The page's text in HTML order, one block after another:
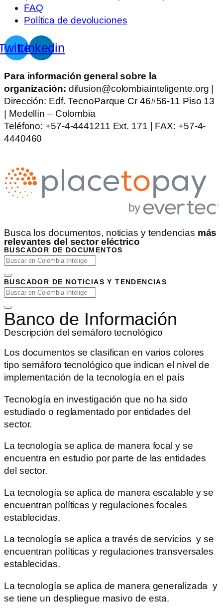
FAQ
Política de devoluciones
Linkedin
Para información general sobre la
organización: difusion@colombiainteligente.org |
Dirección: Edf. TecnoParque Cr 46#56-11 Piso 13
| Medellín – Colombia
Teléfono: +57-4-4441211 Ext. 171 | FAX: +57-4-
4440460
Busca los documentos, noticias y tendencias más
relevantes del sector eléctrico
BUSCADOR DE DOCUMENTOS
BUSCADOR DE NOTICIAS Y TENDENCIAS
Banco de Información
Descripción del semáforo tecnológico
Los documentos se clasifican en varios colores
tipo semáforo tecnológico que indican el nivel de
implementación de la tecnología en el país
Tecnología en investigación que no ha sido
estudiado o reglamentado por entidades del
sector.
La tecnología se aplica de manera focal y se
encuentra en estudio por parte de las entidades
del sector.
La tecnología se aplica de manera escalable y se
encuentran políticas y regulaciones focales
establecidas.
La tecnología se aplica a través de servicios y se
encuentran políticas y regulaciones transversales
establecidas.
La tecnología se aplica de manera generalizada y
se tiene un despliegue masivo de esta.